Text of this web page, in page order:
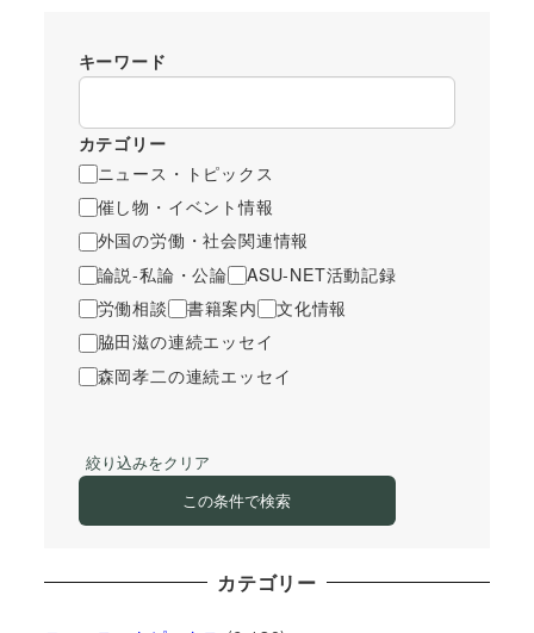
キーワード
カテゴリー
ニュース・トピックス
催し物・イベント情報
外国の労働・社会関連情報
論説-私論・公論
ASU-NET活動記録
労働相談
書籍案内
文化情報
脇田滋の連続エッセイ
森岡孝二の連続エッセイ
絞り込みをクリア
この条件で検索
カテゴリー